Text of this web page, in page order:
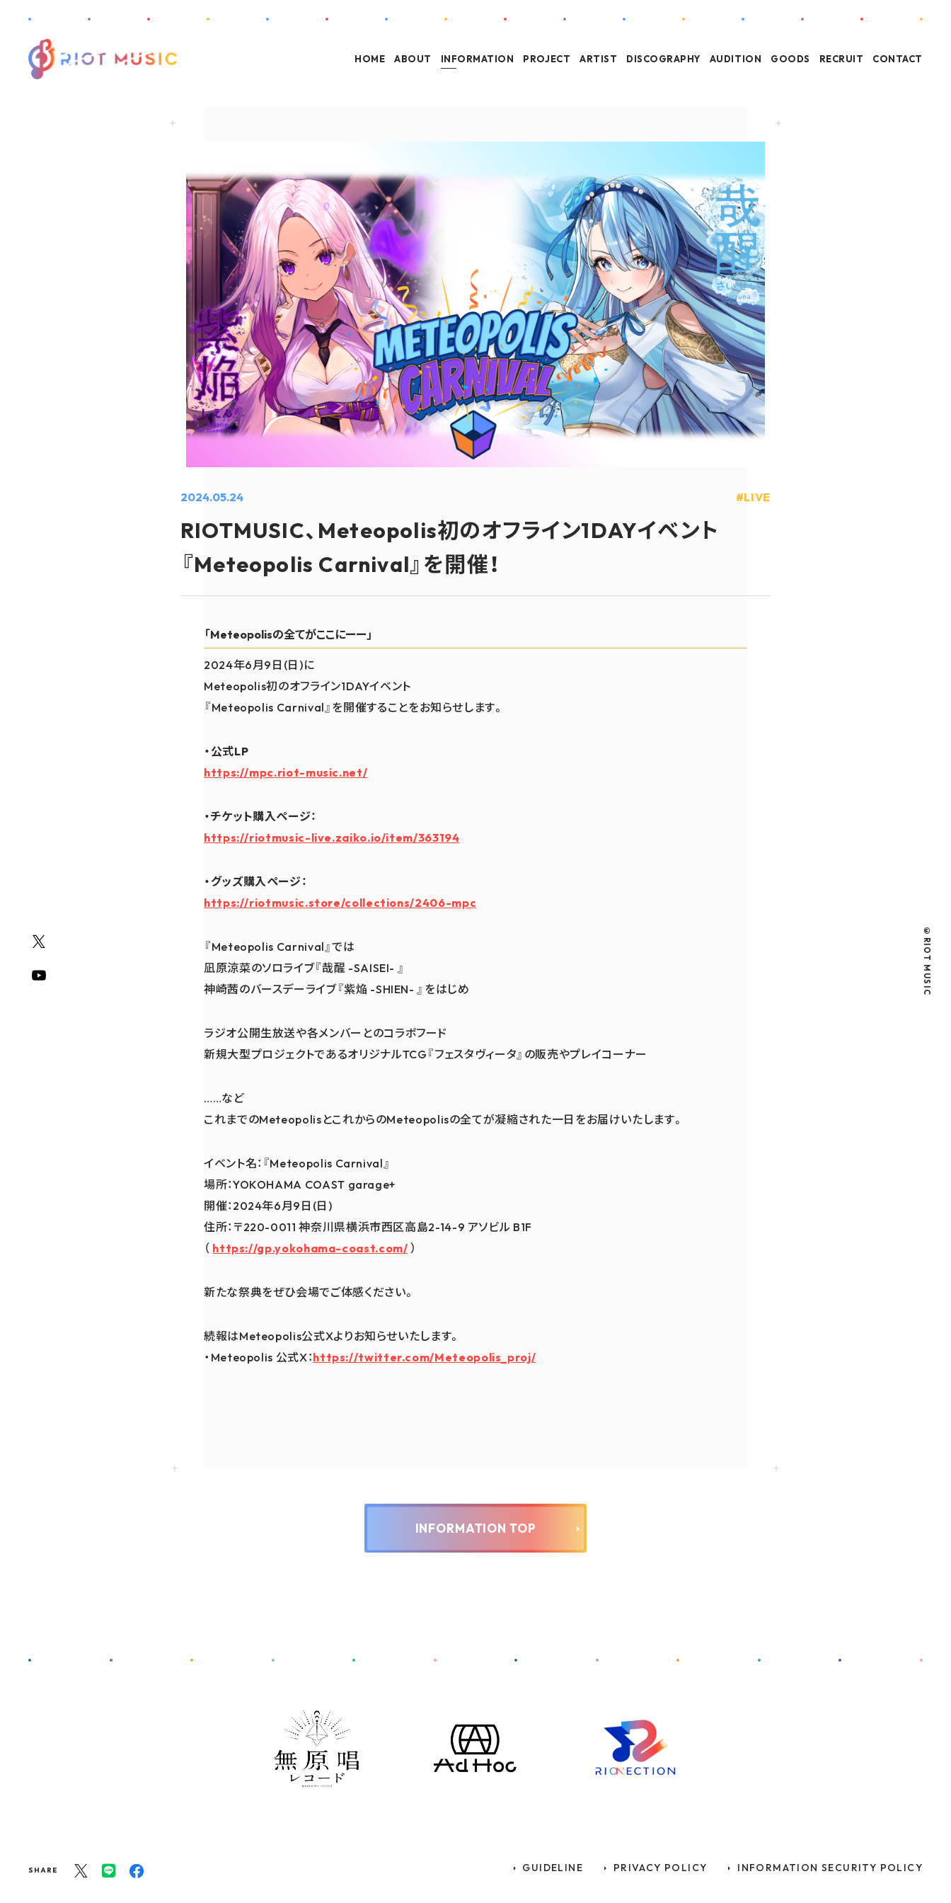
HOME ABOUT INFORMATION PROJECT ARTIST DISCOGRAPHY AUDITION GOODS RECRUIT CONTACT
2024.05.24 LIVE
RIOTMUSIC、Meteopolis初のオフライン1DAYイベント
『Meteopolis Carnival』を開催！
「Meteopolisの全てがここにーー」
2024年6月9日(日)に
Meteopolis初のオフライン1DAYイベント
『Meteopolis Carnival』を開催することをお知らせします。
・公式LP
https://mpc.riot-music.net/
・チケット購入ページ：
https://riotmusic-live.zaiko.io/item/363194
・グッズ購入ページ：
https://riotmusic.store/collections/2406-mpc
『Meteopolis Carnival』では
凪原涼菜のソロライブ『哉醒 -SAISEI- 』
神崎茜のバースデーライブ『紫焔 -SHIEN- 』をはじめ
ラジオ公開生放送や各メンバーとのコラボフード
新規大型プロジェクトであるオリジナルTCG『フェスタヴィータ』の販売やプレイコーナー
……など
これまでのMeteopolisとこれからのMeteopolisの全てが凝縮された一日をお届けいたします。
イベント名：『Meteopolis Carnival』
場所：YOKOHAMA COAST garage+
開催：2024年6月9日(日)
住所：〒220-0011 神奈川県横浜市西区高島2-14-9 アソビル B1F
（ https://gp.yokohama-coast.com/ ）
新たな祭典をぜひ会場でご体感ください。
続報はMeteopolis公式Xよりお知らせいたします。
・Meteopolis 公式X：https://twitter.com/Meteopolis_proj/
INFORMATION TOP
©RIOT MUSIC
SHARE GUIDELINE PRIVACY POLICY INFORMATION SECURITY POLICY